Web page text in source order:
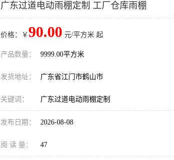
广东过道电动雨棚定制 工厂仓库雨棚
价格：￥ 90.00 元/平方米 起
产品数量： 9999.00平方米
发货地址： 广东省江门市鹤山市
关键词： 广东过道电动雨棚定制
发布日期： 2026-08-08
阅 读 量： 47